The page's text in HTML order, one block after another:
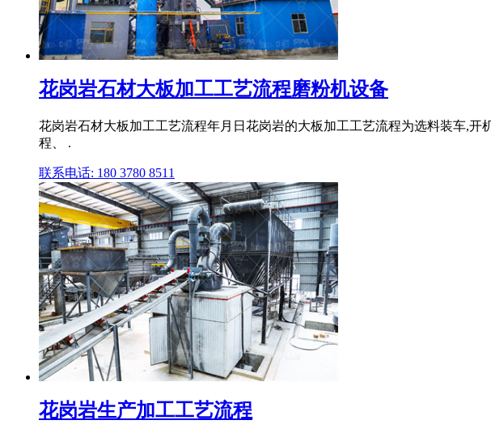
花岗岩石材大板加工工艺流程磨粉机设备
花岗岩石材大板加工工艺流程年月日花岗岩的大板加工工艺流程为选料装车,
程、 .
联系电话: 180 3780 8511
花岗岩生产加工工艺流程